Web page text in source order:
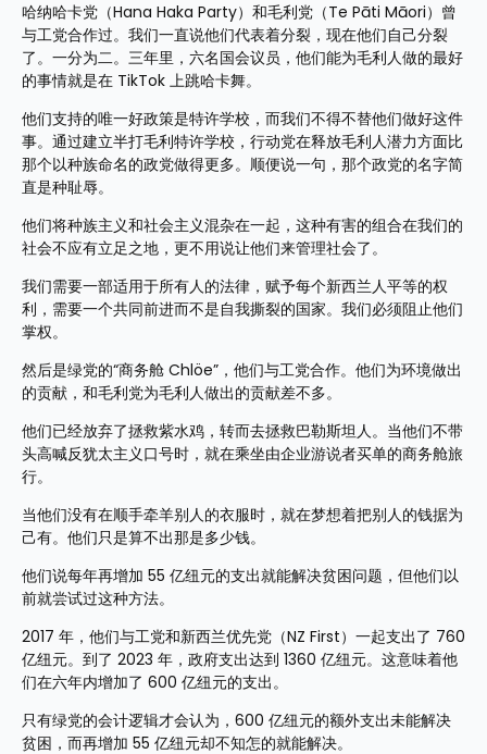
哈纳哈卡党（Hana Haka Party）和毛利党（Te Pāti Māori）曾
与工党合作过。我们一直说他们代表着分裂，现在他们自己分裂
了。一分为二。三年里，六名国会议员，他们能为毛利人做的最好
的事情就是在 TikTok 上跳哈卡舞。
他们支持的唯一好政策是特许学校，而我们不得不替他们做好这件
事。通过建立半打毛利特许学校，行动党在释放毛利人潜力方面比
那个以种族命名的政党做得更多。顺便说一句，那个政党的名字简
直是种耻辱。
他们将种族主义和社会主义混杂在一起，这种有害的组合在我们的
社会不应有立足之地，更不用说让他们来管理社会了。
我们需要一部适用于所有人的法律，赋予每个新西兰人平等的权
利，需要一个共同前进而不是自我撕裂的国家。我们必须阻止他们
掌权。
然后是绿党的“商务舱 Chlöe”，他们与工党合作。他们为环境做出
的贡献，和毛利党为毛利人做出的贡献差不多。
他们已经放弃了拯救紫水鸡，转而去拯救巴勒斯坦人。当他们不带
头高喊反犹太主义口号时，就在乘坐由企业游说者买单的商务舱旅
行。
当他们没有在顺手牵羊别人的衣服时，就在梦想着把别人的钱据为
己有。他们只是算不出那是多少钱。
他们说每年再增加 55 亿纽元的支出就能解决贫困问题，但他们以
前就尝试过这种方法。
2017 年，他们与工党和新西兰优先党（NZ First）一起支出了 760
亿纽元。到了 2023 年，政府支出达到 1360 亿纽元。这意味着他
们在六年内增加了 600 亿纽元的支出。
只有绿党的会计逻辑才会认为，600 亿纽元的额外支出未能解决
贫困，而再增加 55 亿纽元却不知怎的就能解决。